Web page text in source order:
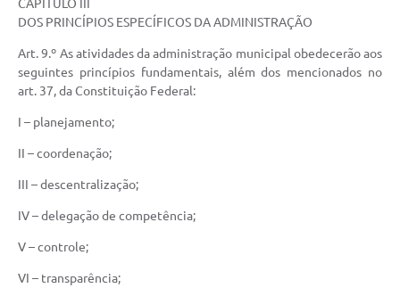
CAPÍTULO III
DOS PRINCÍPIOS ESPECÍFICOS DA ADMINISTRAÇÃO
Art. 9.º As atividades da administração municipal obedecerão aos
seguintes princípios fundamentais, além dos mencionados no
art. 37, da Constituição Federal:
I – planejamento;
II – coordenação;
III – descentralização;
IV – delegação de competência;
V – controle;
VI – transparência;